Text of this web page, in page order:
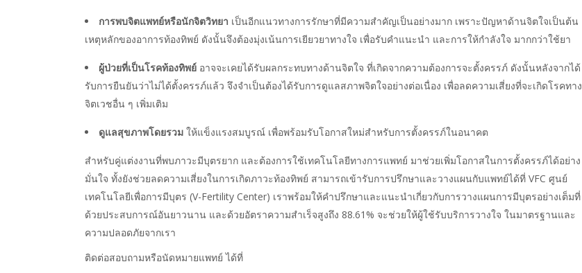
การพบจิตแพทย์หรือนักจิตวิทยา เป็นอีกแนวทางการรักษาที่มีความสำคัญเป็นอย่างมาก เพราะปัญหาด้านจิตใจเป็นต้น
เหตุหลักของอาการท้องทิพย์ ดังนั้นจึงต้องมุ่งเน้นการเยียวยาทางใจ เพื่อรับคำแนะนำ และการให้กำลังใจ มากกว่าใช้ยา
ผู้ป่วยที่เป็นโรคท้องทิพย์ อาจจะเคยได้รับผลกระทบทางด้านจิตใจ ที่เกิดจากความต้องการจะตั้งครรภ์ ดังนั้นหลังจากได้
รับการยืนยันว่าไม่ได้ตั้งครรภ์แล้ว จึงจำเป็นต้องได้รับการดูแลสภาพจิตใจอย่างต่อเนื่อง เพื่อลดความเสี่ยงที่จะเกิดโรคทาง
จิตเวชอื่น ๆ เพิ่มเติม
ดูแลสุขภาพโดยรวม ให้แข็งแรงสมบูรณ์ เพื่อพร้อมรับโอกาสใหม่สำหรับการตั้งครรภ์ในอนาคต
สำหรับคู่แต่งงานที่พบภาวะมีบุตรยาก และต้องการใช้เทคโนโลยีทางการแพทย์ มาช่วยเพิ่มโอกาสในการตั้งครรภ์ได้อย่าง
มั่นใจ ทั้งยังช่วยลดความเสี่ยงในการเกิดภาวะท้องทิพย์ สามารถเข้ารับการปรึกษาและวางแผนกับแพทย์ได้ที่ VFC ศูนย์
เทคโนโลยีเพื่อการมีบุตร (V-Fertility Center) เราพร้อมให้คำปรึกษาและแนะนำเกี่ยวกับการวางแผนการมีบุตรอย่างเต็มที่
ด้วยประสบการณ์อันยาวนาน และด้วยอัตราความสำเร็จสูงถึง 88.61% จะช่วยให้ผู้ใช้รับบริการวางใจ ในมาตรฐานและ
ความปลอดภัยจากเรา
ติดต่อสอบถามหรือนัดหมายแพทย์ ได้ที่